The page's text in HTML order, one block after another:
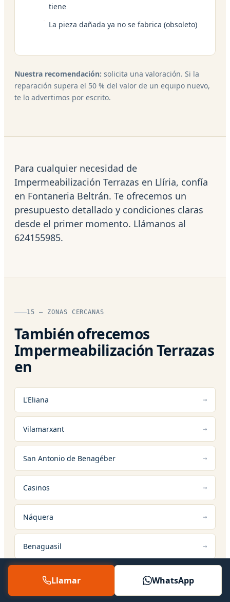
tiene
La pieza dañada ya no se fabrica (obsoleto)
Nuestra recomendación: solicita una valoración. Si la
reparación supera el 50 % del valor de un equipo nuevo,
te lo advertimos por escrito.
Para cualquier necesidad de
Impermeabilización Terrazas en Llíria, confía
en Fontaneria Beltrán. Te ofrecemos un
presupuesto detallado y condiciones claras
desde el primer momento. Llámanos al
624155985.
15 — ZONAS CERCANAS
También ofrecemos
Impermeabilización Terrazas
en
L'Eliana
Vilamarxant
San Antonio de Benagéber
Casinos
Náquera
Benaguasil
Llamar WhatsApp